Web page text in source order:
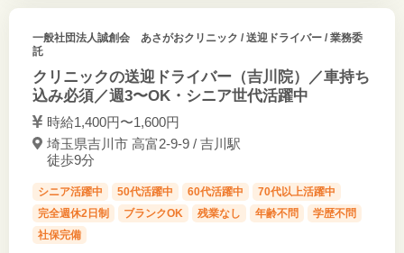
一般社団法人誠創会 あさがおクリニック / 送迎ドライバー / 業務委
託
クリニックの送迎ドライバー（吉川院）／車持ち
込み必須／週3〜OK・シニア世代活躍中
時給1,400円〜1,600円
埼玉県吉川市 高富2-9-9 / 吉川駅
徒歩9分
シニア活躍中 50代活躍中 60代活躍中
70代以上活躍中
完全週休2日制
ブランクOK 残業なし 年齢不問
学歴不問
社保完備